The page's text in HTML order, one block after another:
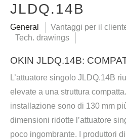
JLDQ.14B
General Vantaggi per il
Tech. drawings
OKIN JLDQ.14B:
L’attuatore singolo JLDQ.14B
elevate a una struttura
installazione sono di 130 mm
dimensioni ridotte l’attuatore
poco ingombrante. I produttori